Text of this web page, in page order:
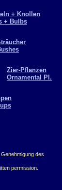
+ Knollen
+ Bulbs
Zier-Pflanzen
Ornamental Pl.
des
permission.